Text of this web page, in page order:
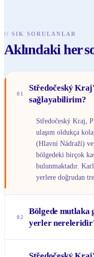
// SIK SORULANLAR
Aklındaki her
01
Středočeský
sağlayabilirim?
Středočeský Kraj,
ulaşım oldukça
(Hlavní Nádraží)
bölgedeki birçok
bulunmaktadır.
yerlere doğrudan
02
Bölgede mutlaka
yerler